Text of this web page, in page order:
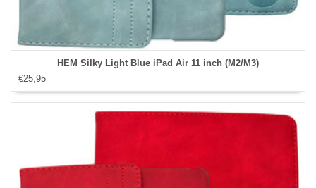
HEM Silky Light Blue iPad Air 11 inch (M2/M3)
€25,95